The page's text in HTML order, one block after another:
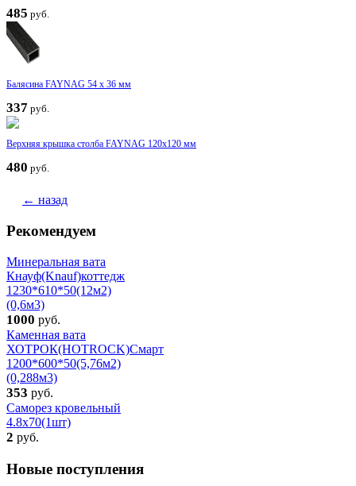
485 руб.
Балясина FAYNAG 54 х 36 мм
337 руб.
Верхняя крышка столба FAYNAG 120х120 мм
480 руб.
← назад
Рекомендуем
Минеральная вата
Кнауф(Knauf)коттедж
1230*610*50(12м2)
(0,6м3)
1000 руб.
Каменная вата
ХОТРОК(HOTROCK)Смарт
1200*600*50(5,76м2)
(0,288м3)
353 руб.
Саморез кровельный
4.8x70(1шт)
2 руб.
Новые поступления